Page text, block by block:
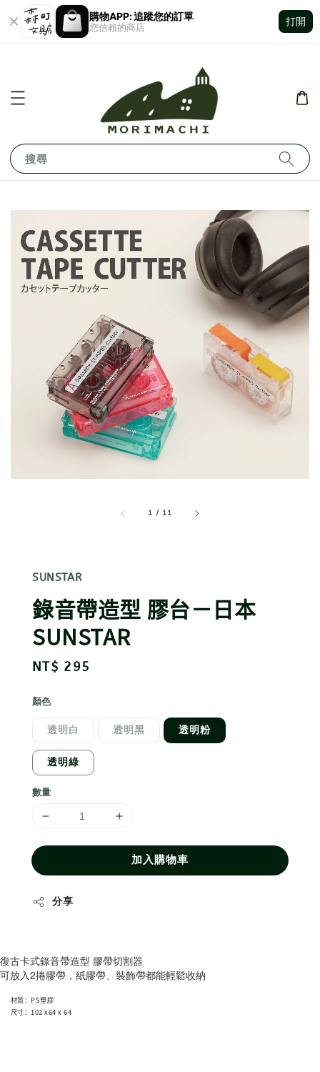
購物APP: 追蹤您的訂單
您信賴的商店
打開
搜尋
1 / 11
SUNSTAR
錄音帶造型 膠台－日本
SUNSTAR
Regular
NT$ 295
顏色
透明白 透明黑 透明粉
透明綠
數量
加入購物車
分享
復古卡式錄音帶造型 膠帶切割器
可放入2捲膠帶，紙膠帶、裝飾帶都能輕鬆收納
材質：PS塑膠
尺寸：102 x64 x 64